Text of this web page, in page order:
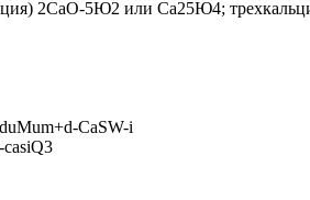
2СаО-5Ю2 или Са25Ю4;
CaSW-i